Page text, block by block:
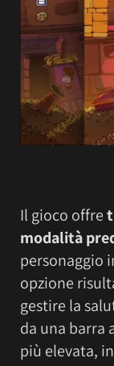
Il gioco offre
modalità
personaggio
opzione
gestire la
da una barra
più elevata,